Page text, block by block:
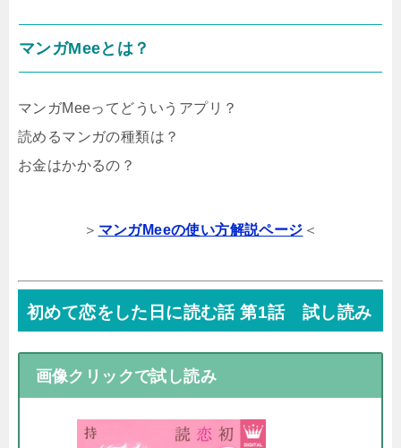
マンガMeeとは？
マンガMeeってどういうアプリ？
読めるマンガの種類は？
お金はかかるの？
＞ マンガMeeの使い方解説ページ ＜
初めて恋をした日に読む話 第1話 試し読み
画像クリックで試し読み